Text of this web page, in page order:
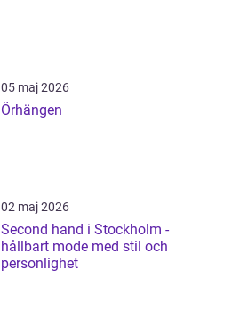
05 maj 2026
Örhängen
02 maj 2026
Second hand i Stockholm -
hållbart mode med stil och
personlighet